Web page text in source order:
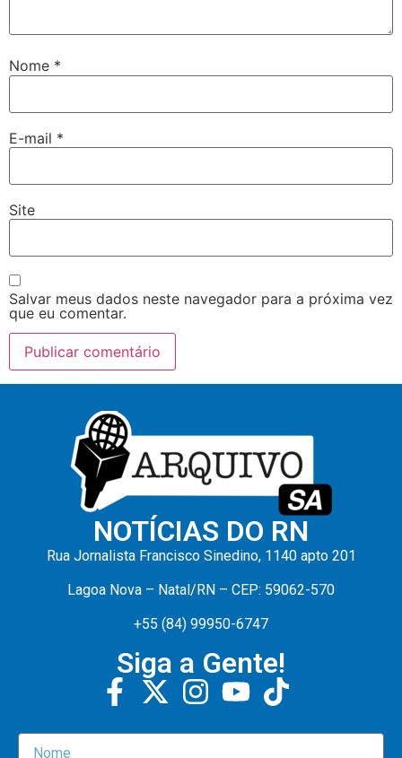
Nome *
E-mail *
Site
Salvar meus dados neste navegador para a próxima vez
que eu comentar.
NOTÍCIAS DO RN
Rua Jornalista Francisco Sinedino, 1140 apto 201
Lagoa Nova – Natal/RN – CEP: 59062-570
+55 (84) 99950-6747
Siga a Gente!